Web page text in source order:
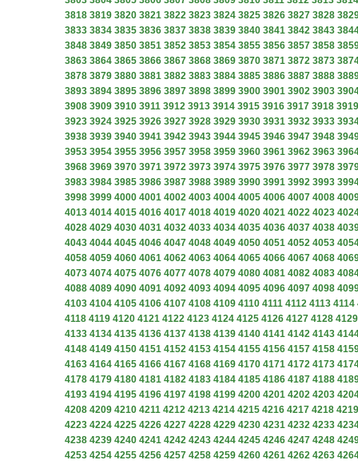
3818 3819 3820 3821 3822 3823 3824 3825 3826 3827 3828
3833 3834 3835 3836 3837 3838 3839 3840 3841 3842 3843
3848 3849 3850 3851 3852 3853 3854 3855 3856 3857 3858
3863 3864 3865 3866 3867 3868 3869 3870 3871 3872 3873
3878 3879 3880 3881 3882 3883 3884 3885 3886 3887 3888
3893 3894 3895 3896 3897 3898 3899 3900 3901 3902 3903
3908 3909 3910 3911 3912 3913 3914 3915 3916 3917 3918 3919
3923 3924 3925 3926 3927 3928 3929 3930 3931 3932 3933
3938 3939 3940 3941 3942 3943 3944 3945 3946 3947 3948
3953 3954 3955 3956 3957 3958 3959 3960 3961 3962 3963
3968 3969 3970 3971 3972 3973 3974 3975 3976 3977 3978
3983 3984 3985 3986 3987 3988 3989 3990 3991 3992 3993
3998 3999 4000 4001 4002 4003 4004 4005 4006 4007 4008
4013 4014 4015 4016 4017 4018 4019 4020 4021 4022 4023
4028 4029 4030 4031 4032 4033 4034 4035 4036 4037 4038
4043 4044 4045 4046 4047 4048 4049 4050 4051 4052 4053
4058 4059 4060 4061 4062 4063 4064 4065 4066 4067 4068
4073 4074 4075 4076 4077 4078 4079 4080 4081 4082 4083
4088 4089 4090 4091 4092 4093 4094 4095 4096 4097 4098
4103 4104 4105 4106 4107 4108 4109 4110 4111 4112 4113 4114
4118 4119 4120 4121 4122 4123 4124 4125 4126 4127 4128 4129
4133 4134 4135 4136 4137 4138 4139 4140 4141 4142 4143
4148 4149 4150 4151 4152 4153 4154 4155 4156 4157 4158
4163 4164 4165 4166 4167 4168 4169 4170 4171 4172 4173
4178 4179 4180 4181 4182 4183 4184 4185 4186 4187 4188
4193 4194 4195 4196 4197 4198 4199 4200 4201 4202 4203
4208 4209 4210 4211 4212 4213 4214 4215 4216 4217 4218 4219
4223 4224 4225 4226 4227 4228 4229 4230 4231 4232 4233
4238 4239 4240 4241 4242 4243 4244 4245 4246 4247 4248
4253 4254 4255 4256 4257 4258 4259 4260 4261 4262 4263